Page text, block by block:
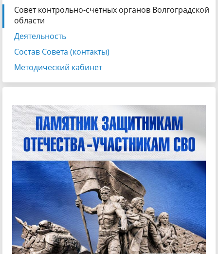
Совет контрольно-счетных органов Волгоградской
области
Деятельность
Состав Совета (контакты)
Методический кабинет